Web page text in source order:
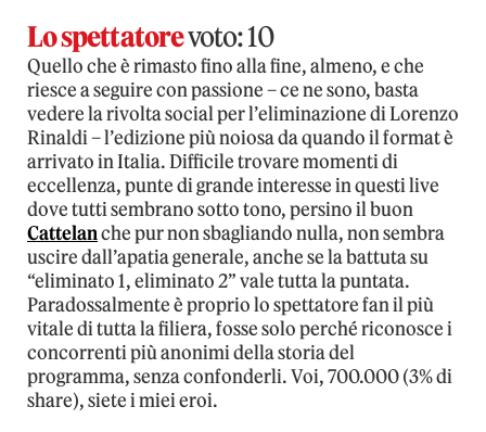
Lo spettatorevoto: 10
Quello che è rimasto fino alla fine, almeno, e che
riesce a seguire con passione – ce ne sono, basta
vedere la rivolta social per l’eliminazione di Lorenzo
Rinaldi – l’edizione più noiosa da quando il format è
arrivato in Italia. Difficile trovare momenti di
eccellenza, punte di grande interesse in questi live
dove tutti sembrano sotto tono, persino il buon
Cattelanche pur non sbagliando nulla, non sembra
uscire dall’apatia generale, anche se la battuta su
“eliminato 1, eliminato 2” vale tutta la puntata.
Paradossalmente è proprio lo spettatore fan il più
vitale di tutta la filiera, fosse solo perché riconosce i
concorrenti più anonimi della storia del
programma, senza confonderli. Voi, 700.000 (3% di
share), siete i miei eroi.